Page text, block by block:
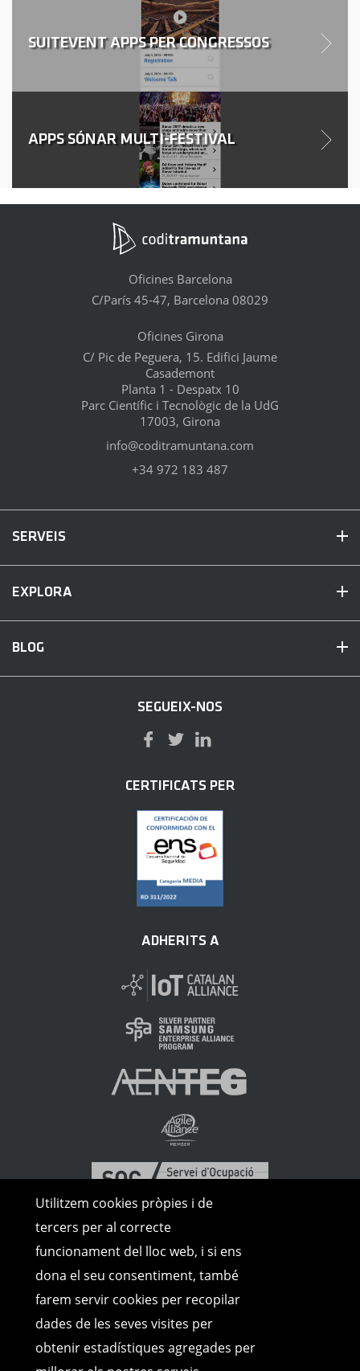
Utilitzem cookies pròpies i de
tercers per al correcte
funcionament del lloc web, i si ens
dona el seu consentiment, també
farem servir cookies per recopilar
dades de les seves visites per
obtenir estadístiques agregades per
SUITEVENT APPS PER CONGRESSOS
APPS SÓNAR MULTI-FESTIVAL
Oficines Barcelona
C/París 45-47, Barcelona 08029
Oficines Girona
C/ Pic de Peguera, 15. Edifici Jaume
Casademont
Planta 1 - Despatx 10
Parc Científic i Tecnològic de la UdG
17003, Girona
info@coditramuntana.com
+34 972 183 487
SERVEIS
EXPLORA
BLOG
SEGUEIX-NOS
CERTIFICATS PER
ADHERITS A